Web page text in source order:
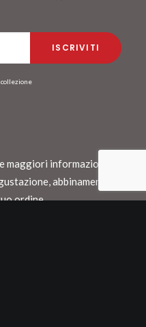
maggiori informazioni
abbinamento o
ordine.